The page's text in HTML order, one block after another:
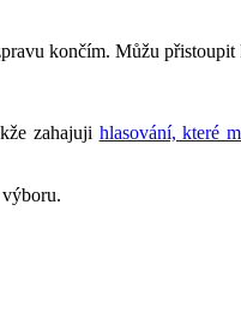
končím. Můžu
zahajuji hlasování, které